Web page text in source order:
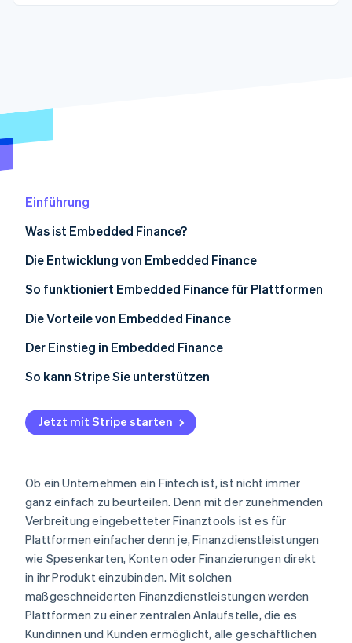
Betrugsprävention
Identity
Erfahren Sie, wie Stripe Lösungen für die
Jetzt ansehen
Einführung
Was ist Embedded Finance?
Die Entwicklung von Embedded Finance
So funktioniert Embedded Finance für Plattformen
Direkte Zusammenarbeit mit Banken
Zugriff auf Finanzdienstleistungen durch eine
Die Vorteile von Embedded Finance
Der Einstieg in Embedded Finance
1. Zahlungsdienstleistungen
2. Unterstützt eine Vielzahl von
Finanzdienstleistungen
4. Ermöglicht eine einfache Integration
5. Optimiert das Compliance- und
Regulierungsmanagement
So kann Stripe Sie unterstützen
Jetzt mit Stripe starten
Ob ein Unternehmen ein Fintech ist, ist nicht immer
ganz einfach zu beurteilen. Denn mit der zunehmenden
Verbreitung eingebetteter Finanztools ist es für
Plattformen einfacher denn je, Finanzdienstleistungen
wie Spesenkarten, Konten oder Finanzierungen direkt
in ihr Produkt einzubinden. Mit solchen
maßgeschneiderten Finanzdienstleistungen werden
Plattformen zu einer zentralen Anlaufstelle, die es
Kundinnen und Kunden ermöglicht, alle geschäftlichen